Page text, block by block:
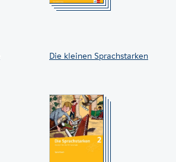
Die kleinen Sprachstarken